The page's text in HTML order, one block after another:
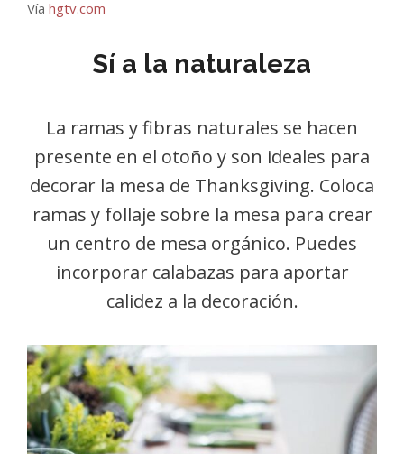
Vía hgtv.com
Sí a la naturaleza
La ramas y fibras naturales se hacen
presente en el otoño y son ideales para
decorar la mesa de Thanksgiving. Coloca
ramas y follaje sobre la mesa para crear
un centro de mesa orgánico. Puedes
incorporar calabazas para aportar
calidez a la decoración.